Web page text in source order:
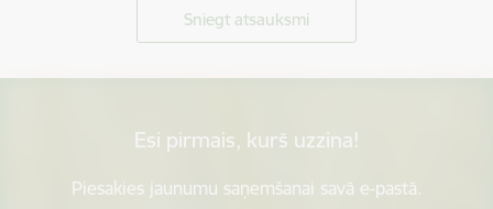
Sniegt atsauksmi
Esi pirmais, kurš uzzina!
Piesakies jaunumu saņemšanai savā e-pastā.